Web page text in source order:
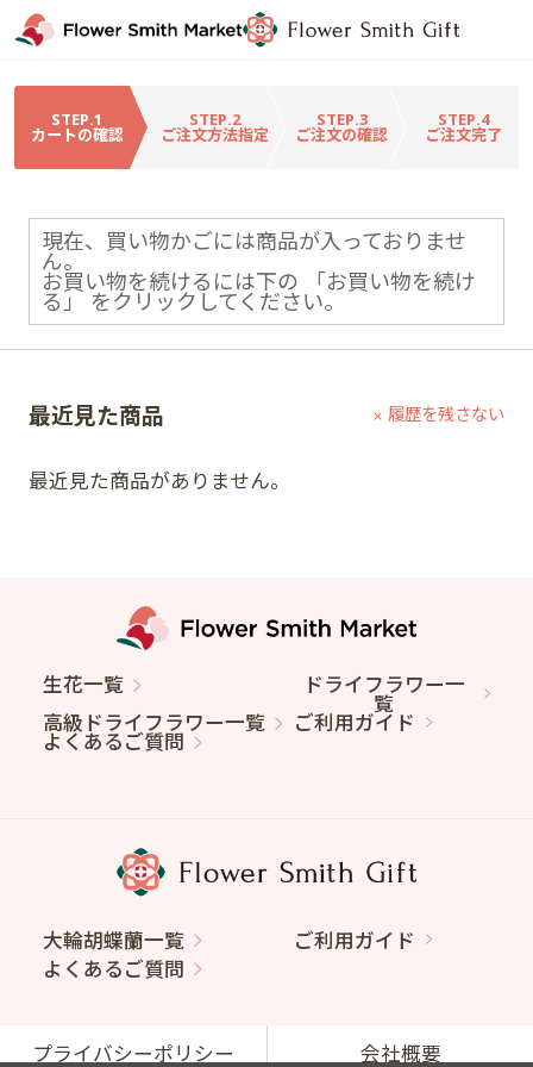
STEP.1
カートの確認
STEP.2
ご注文方法指定
STEP.3
ご注文の確認
STEP.4
ご注文完了
現在、買い物かごには商品が入っておりませ
ん。
お買い物を続けるには下の 「お買い物を続け
る」 をクリックしてください。
最近見た商品
最近見た商品がありません。
履歴を残さない
生花一覧 ドライフラワー一
覧
高級ドライフラワー一覧 ご利用ガイド
よくあるご質問
大輪胡蝶蘭一覧
ご利用ガイド
よくあるご質問
プライバシーポリシー 会社概要